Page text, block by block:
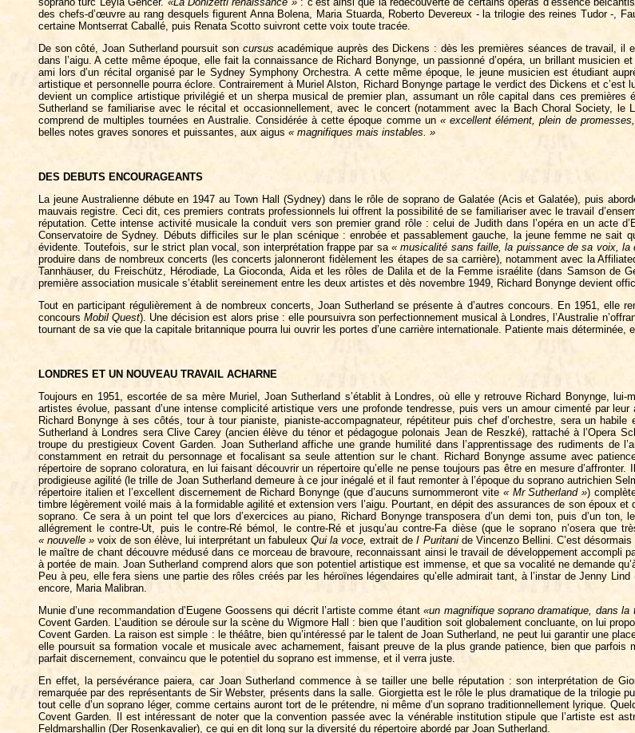
des chefs-d’œuvre au rang desquels figurent Anna Bolena, Maria Stuarda, Roberto Devereux - la trilogie des reines Tudor -,
certaine Montserrat Caballé, puis Renata Scotto suivront cette voix toute tracée.
De son côté, Joan Sutherland poursuit son cursus académique auprès des Dickens : dès les premières séances de travail, il
dans l’aigu. A cette même époque, elle fait la connaissance de Richard Bonynge, un passionné d’opéra, un brillant musicien
ami lors d’un récital organisé par le Sydney Symphony Orchestra. A cette même époque, le jeune musicien est étudiant
artistique et personnelle pourra éclore. Contrairement à Muriel Alston, Richard Bonynge partage le verdict des Dickens et
devient un complice artistique privilégié et un sherpa musical de premier plan, assumant un rôle capital dans ces
Sutherland se familiarise avec le récital et occasionnellement, avec le concert (notamment avec la Bach Choral Society, le
comprend de multiples tournées en Australie. Considérée à cette époque comme un « excellent élément, plein de
belles notes graves sonores et puissantes, aux aigus « magnifiques mais instables. »
DES DEBUTS ENCOURAGEANTS
La jeune Australienne débute en 1947 au Town Hall (Sydney) dans le rôle de soprano de Galatée (Acis et Galatée), puis
mauvais registre. Ceci dit, ces premiers contrats professionnels lui offrent la possibilité de se familiariser avec le travail
réputation. Cette intense activité musicale la conduit vers son premier grand rôle : celui de Judith dans l’opéra en un acte
Conservatoire de Sydney. Débuts difficiles sur le plan scénique : enrobée et passablement gauche, la jeune femme ne
évidente. Toutefois, sur le strict plan vocal, son interprétation frappe par sa « musicalité sans faille, la puissance de sa voix, la
produire dans de nombreux concerts (les concerts jalonneront fidèlement les étapes de sa carrière), notamment avec la
Tannhäuser, du Freischütz, Hérodiade, La Gioconda, Aida et les rôles de Dalila et de la Femme israélite (dans Samson de
première association musicale s’établit sereinement entre les deux artistes et dès novembre 1949, Richard Bonynge devient
Tout en participant régulièrement à de nombreux concerts, Joan Sutherland se présente à d’autres concours. En 1951, elle
concoursMobil Quest). Une décision est alors prise : elle poursuivra son perfectionnement musical à Londres, l’Australie
tournant de sa vie que la capitale britannique pourra lui ouvrir les portes d’une carrière internationale. Patiente mais déterminée,
LONDRES ET UN NOUVEAU TRAVAIL ACHARNE
Toujours en 1951, escortée de sa mère Muriel, Joan Sutherland s’établit à Londres, où elle y retrouve Richard Bonynge,
artistes évolue, passant d’une intense complicité artistique vers une profonde tendresse, puis vers un amour cimenté par
Richard Bonynge à ses côtés, tour à tour pianiste, pianiste-accompagnateur, répétiteur puis chef d’orchestre, sera un
Sutherland à Londres sera Clive Carey (ancien élève du ténor et pédagogue polonais Jean de Reszké), rattaché à l’Opera
troupe du prestigieux Covent Garden. Joan Sutherland affiche une grande humilité dans l’apprentissage des rudiments
constamment en retrait du personnage et focalisant sa seule attention sur le chant. Richard Bonynge assume avec
répertoire de soprano coloratura, en lui faisant découvrir un répertoire qu’elle ne pense toujours pas être en mesure
prodigieuse agilité (le trille de Joan Sutherland demeure à ce jour inégalé et il faut remonter à l’époque du soprano autrichien
répertoire italien et l’excellent discernement de Richard Bonynge (que d’aucuns surnommeront vite « Mr Sutherland »)
timbre légèrement voilé mais à la formidable agilité et extension vers l’aigu. Pourtant, en dépit des assurances de son époux
soprano. Ce sera à un point tel que lors d’exercices au piano, Richard Bonynge transposera d’un demi ton, puis d’un
allégrement le contre-Ut, puis le contre-Ré bémol, le contre-Ré et jusqu’au contre-Fa dièse (que le soprano n’osera que
« nouvelle » voix de son élève, lui interprétant un fabuleuxQui la voce,extrait deI Puritanide Vincenzo Bellini. C’est
le maître de chant découvre médusé dans ce morceau de bravoure, reconnaissant ainsi le travail de développement accompli
à portée de main. Joan Sutherland comprend alors que son potentiel artistique est immense, et que sa vocalité ne demande
Peu à peu, elle fera siens une partie des rôles créés par les héroïnes légendaires qu’elle admirait tant, à l’instar de Jenny
encore, Maria Malibran.
Munie d’une recommandation d’Eugene Goossens qui décrit l’artiste comme étant«un magnifique soprano dramatique, dans
Covent Garden. L’audition se déroule sur la scène du Wigmore Hall : bien que l’audition soit globalement concluante, on lui
Covent Garden. La raison est simple : le théâtre, bien qu’intéressé par le talent de Joan Sutherland, ne peut lui garantir une
elle poursuit sa formation vocale et musicale avec acharnement, faisant preuve de la plus grande patience, bien que
parfait discernement, convaincu que le potentiel du soprano est immense, et il verra juste.
En effet, la persévérance paiera, car Joan Sutherland commence à se tailler une belle réputation : son interprétation de
remarquée par des représentants de Sir Webster, présents dans la salle. Giorgietta est le rôle le plus dramatique de la trilogie
tout celle d’un soprano léger, comme certains auront tort de le prétendre, ni même d’un soprano traditionnellement lyrique.
Covent Garden. Il est intéressant de noter que la convention passée avec la vénérable institution stipule que l’artiste est
Feldmarshallin (Der Rosenkavalier), ce qui en dit long sur la diversité du répertoire abordé par Joan Sutherland.